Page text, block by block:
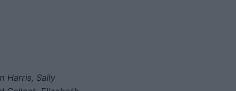
Harris, Sally